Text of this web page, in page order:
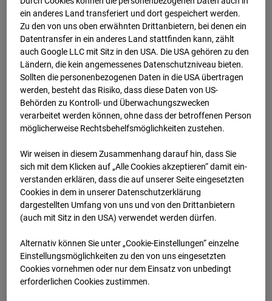
09.01.2026 08:00
09.01.2026 08:15
ein anderes Land transferiert und dort gespeichert werden.
Zu den von uns oben erwähnten Drittanbietern, bei denen ein
Datentransfer in ein anderes Land stattfinden kann, zählt
auch Google LLC mit Sitz in den USA. Die USA gehören zu den
Ländern, die kein angemessenes Datenschutzniveau bieten.
Sollten die personenbezogenen Daten in die USA übertragen
werden, besteht das Risiko, dass diese Daten von US-
Behörden zu Kontroll- und Überwachungszwecken
verarbeitet werden können, ohne dass der betroffenen Person
möglicherweise Rechtsbehelfsmöglichkeiten zustehen.
Wir weisen in diesem Zusammenhang darauf hin, dass Sie
sich mit dem Klicken auf „Alle Cookies akzeptieren“ damit ein­
ver­standen erklären, dass die auf unserer Seite eingesetzten
Cookies in dem in unserer Datenschutzerklärung
dargestellten Umfang von uns und von den Drittanbietern
(auch mit Sitz in den USA) verwendet werden dürfen.
Alternativ können Sie unter „Cookie-Einstellungen“ einzelne
Einstellungsmöglichkeiten zu den von uns eingesetzten
Cookies vornehmen oder nur dem Einsatz von unbedingt
erforderlichen Cookies zustimmen.